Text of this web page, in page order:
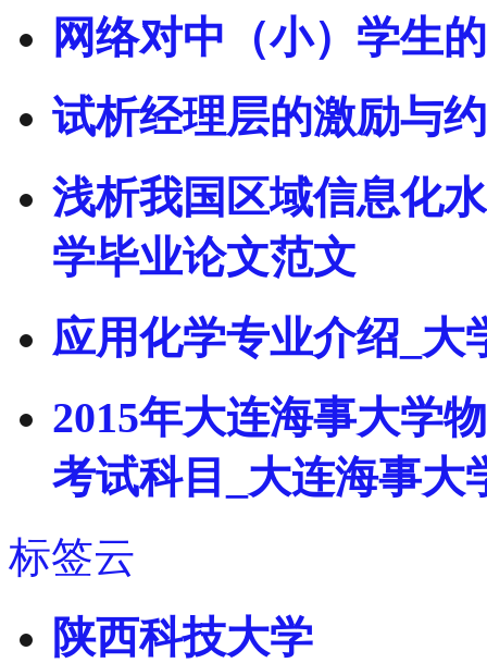
网络对中（小）学生
试析经理层的激励与
浅析我国区域信息化
学毕业论文范文
应用化学专业介绍_大
2015年大连海事大学
考试科目_大连海事大
标签云
陕西科技大学